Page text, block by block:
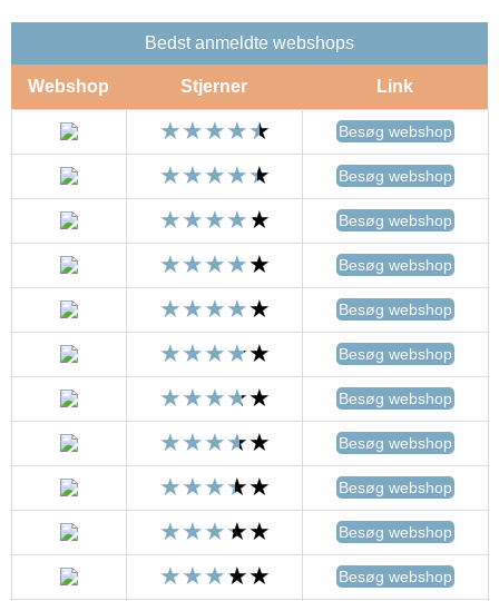
Bedst anmeldte webshops
Webshop Stjerner Link
Besøg webshop
Besøg webshop
Besøg webshop
Besøg webshop
Besøg webshop
Besøg webshop
Besøg webshop
Besøg webshop
Besøg webshop
Besøg webshop
Besøg webshop